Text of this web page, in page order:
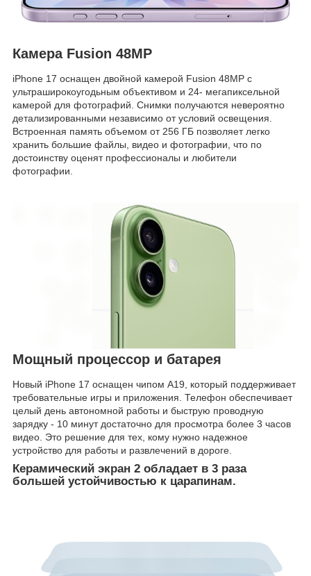
Камера Fusion 48MP
iPhone 17 оснащен двойной камерой Fusion 48MP с
ультраширокоугодьным объективом и 24- мегапиксельной
камерой для фотографий. Снимки получаются невероятно
детализированными независимо от условий освещения.
Встроенная память объемом от 256 ГБ позволяет легко
хранить большие файлы, видео и фотографии, что по
достоинству оценят профессионалы и любители
фотографии.
Мощный процессор и батарея
Новый iPhone 17 оснащен чипом A19, который поддерживает
требовательные игры и приложения. Телефон обеспечивает
целый день автономной работы и быструю проводную
зарядку - 10 минут достаточно для просмотра более 3 часов
видео. Это решение для тех, кому нужно надежное
устройство для работы и развлечений в дороге.
Керамический экран 2 обладает в 3 раза
большей устойчивостью к царапинам.